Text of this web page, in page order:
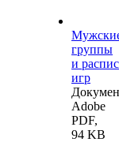
группы
и
игр
Adobe
PDF,
94 KB